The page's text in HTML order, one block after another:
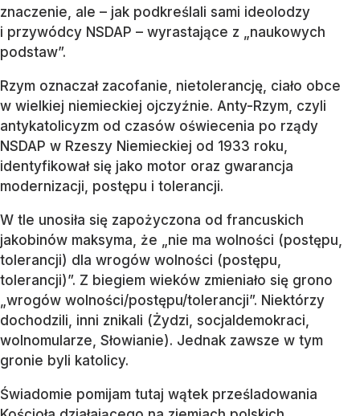
znaczenie, ale – jak podkreślali sami ideolodzy
i przywódcy NSDAP – wyrastające z „naukowych
podstaw”.
Rzym oznaczał zacofanie, nietolerancję, ciało obce
w wielkiej niemieckiej ojczyźnie. Anty-Rzym, czyli
antykatolicyzm od czasów oświecenia po rządy
NSDAP w Rzeszy Niemieckiej od 1933 roku,
identyfikował się jako motor oraz gwarancja
modernizacji, postępu i tolerancji.
W tle unosiła się zapożyczona od francuskich
jakobinów maksyma, że „nie ma wolności (postępu,
tolerancji) dla wrogów wolności (postępu,
tolerancji)”. Z biegiem wieków zmieniało się grono
„wrogów wolności/postępu/tolerancji”. Niektórzy
dochodzili, inni znikali (Żydzi, socjaldemokraci,
wolnomularze, Słowianie). Jednak zawsze w tym
gronie byli katolicy.
Świadomie pomijam tutaj wątek prześladowania